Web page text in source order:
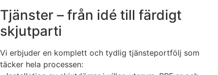
Tjänster – från idé till färdigt
skjutparti
Vi erbjuder en komplett och tydlig tjänsteportfölj som
täcker hela processen: